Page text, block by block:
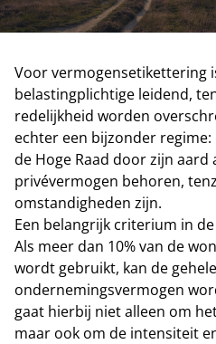
Voor vermogensetikettering
belastingplichtige leidend,
redelijkheid worden
echter een bijzonder
de Hoge Raad door zijn
privévermogen behoren,
omstandigheden zijn.
Een belangrijk criterium in
Als meer dan 10% van de
wordt gebruikt, kan de
ondernemingsvermogen
gaat hierbij niet alleen om
maar ook om de intensiteit